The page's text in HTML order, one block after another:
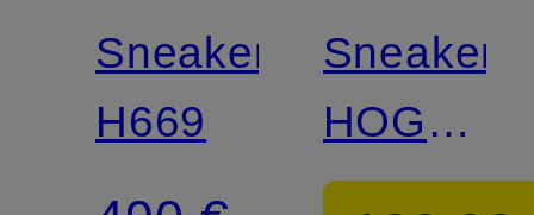
Sneaker
H669
Sneaker
HOGAN
COOL